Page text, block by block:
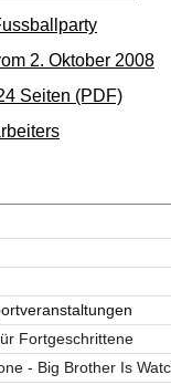
2. Oktober 2008
Seiten (PDF)
Fortgeschrittene
- Big Brother Is